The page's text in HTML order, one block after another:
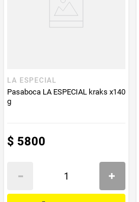
Producto (kg)
LA ESPECIAL
Pasaboca LA ESPECIAL kraks x140
g
$ 5800